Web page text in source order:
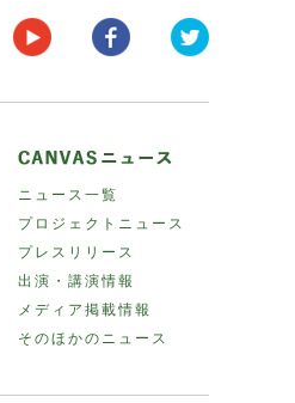
ニュース一覧
プロジェクトニュース
プレスリリース
出演・講演情報
メディア掲載情報
そのほかのニュース